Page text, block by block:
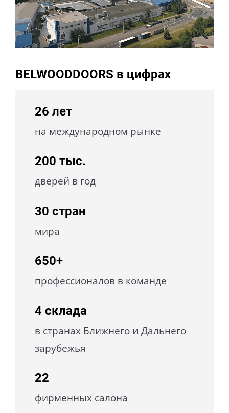
BELWOODDOORS в цифрах
26 лет
на международном рынке
200 тыс.
дверей в год
30 стран
мира
650+
профессионалов в команде
4 склада
в странах Ближнего и Дальнего
зарубежья
22
фирменных салона